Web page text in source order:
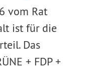
vom Rat
ist für die
Das
+ FDP +